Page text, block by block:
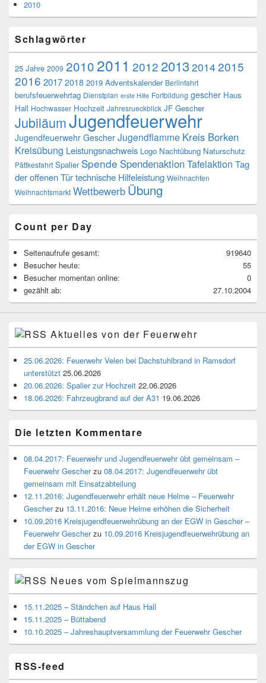
2010
Schlagwörter
25 Jahre 2009 2010 2011 2012 2013 20142015
2016 2017 2018 2019 Adventskalender Berlinfahrt
berufsfeuerwehrtag Dienstplan erste Hilfe Fortbildung gescher Haus
Hall Hochwasser Hochzeit Jahresrueckblick JF Gescher
JubiläumJugendfeuerwehr
Jugendfeuerwehr Gescher Jugendflamme Kreis Borken
Kreisübung Leistungsnachweis Logo Nachtübung Naturschutz
Pättkesfahrt Spalier Spende SpendenaktionTafelaktion Tag
der offenen Türtechnische Hilfeleistung Weihnachten
Weihnachtsmarkt Wettbewerb Übung
Count per Day
919640
Seitenaufrufe gesamt:
55
Besucher heute:
0
Besucher momentan online:
27.10.2004
gezählt ab:
Aktuelles von der Feuerwehr
25.06.2026: Feuerwehr Velen bei Dachstuhlbrand in Ramsdorf
unterstützt 25.06.2026
20.06.2026: Spalier zur Hochzeit 22.06.2026
18.06.2026: Fahrzeugbrand auf der A31 19.06.2026
Die letzten Kommentare
08.04.2017: Feuerwehr und Jugendfeuerwehr übt gemeinsam –
Feuerwehr Gescherzu 08.04.2017: Jugendfeuerwehr übt
gemeinsam mit Einsatzabteilung
12.11.2016: Jugendfeuerwehr erhält neue Helme – Feuerwehr
Gescherzu 13.11.2016: Neue Helme erhöhen die Sicherheit
10.09.2016 Kreisjugendfeuerwehrübung an der EGW in Gescher –
Feuerwehr Gescherzu 10.09.2016 Kreisjugendfeuerwehrübung an
der EGW in Gescher
Neues vom Spielmannszug
15.11.2025 – Ständchen auf Haus Hall
15.11.2025 – Büttabend
10.10.2025 – Jahreshauptversammlung der Feuerwehr Gescher
RSS-feed